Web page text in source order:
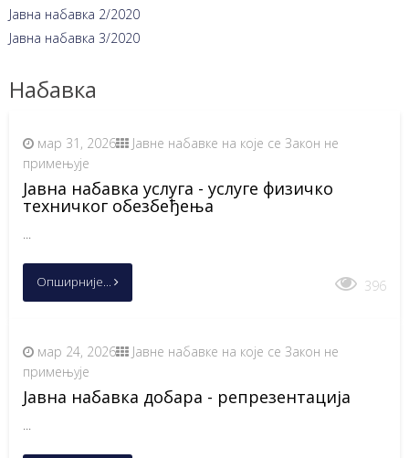
Јавна набавка 2/2020
Јавна набавка 3/2020
Набавка
мар 31, 2026
Јавне набавке на које се Закон не
примењује
Јавна набавка услуга - услуге физичко
техничког обезбеђења
Опширније... 396
мар 24, 2026
Јавне набавке на које се Закон не
примењује
Јавна набавка добара - репрезентација